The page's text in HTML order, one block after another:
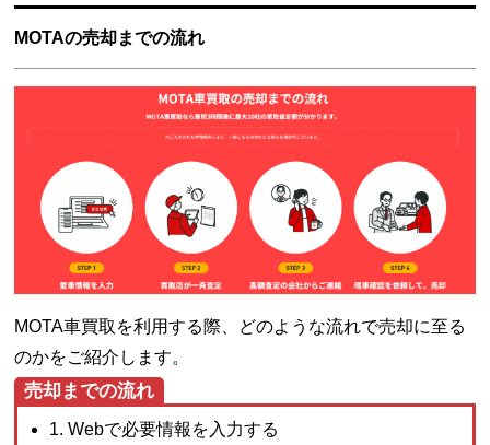
MOTAの売却までの流れ
MOTA車買取を利用する際、どのような流れで売却に至る
のかをご紹介します。
売却までの流れ
1. Webで必要情報を入力する